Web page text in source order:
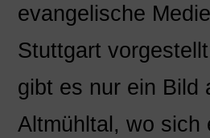
evangelische
Stuttgart
gibt es nur ein Bild
Altmühltal, wo sich